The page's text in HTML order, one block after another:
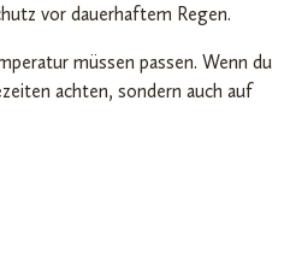
vor dauerhaftem Regen.
müssen passen. Wenn du
achten, sondern auch auf